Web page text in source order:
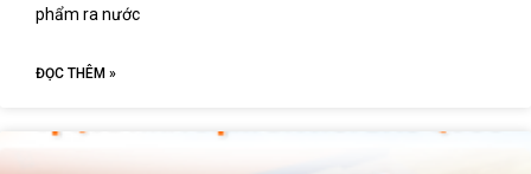
phẩm ra nước
ĐỌC THÊM »